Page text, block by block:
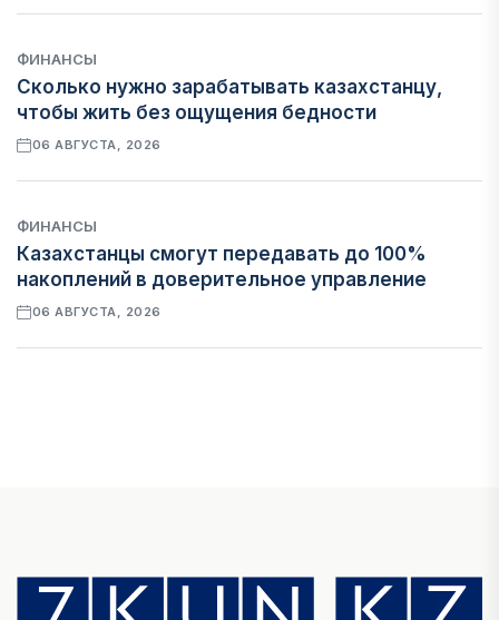
ФИНАНСЫ
Сколько нужно зарабатывать казахстанцу,
чтобы жить без ощущения бедности
06 АВГУСТА, 2026
ФИНАНСЫ
Казахстанцы смогут передавать до 100%
накоплений в доверительное управление
06 АВГУСТА, 2026
На что Казахстан потратил больше всего в
нежилом строительстве